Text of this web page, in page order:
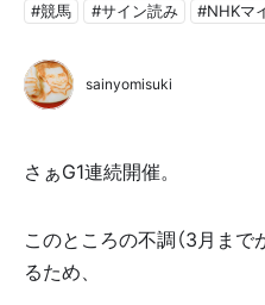
#競馬 #サイン読み #NHKマ
sainyomisuki
さぁG1連続開催。
このところの不調（3月まで
るため、